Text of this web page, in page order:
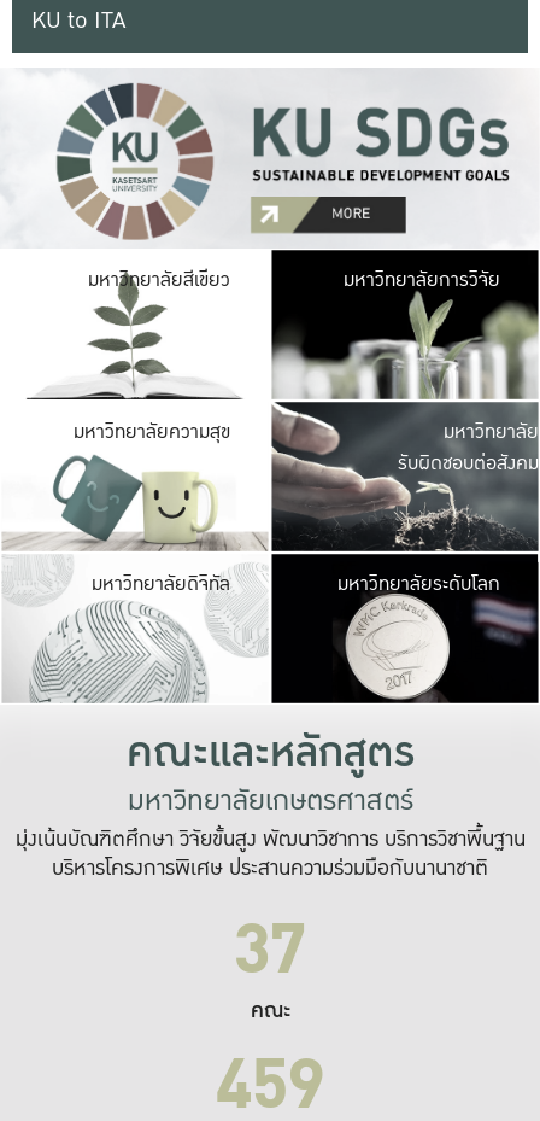
KU to ITA
มหาวิทยาลัยสีเขียว มหาวิ
มีพื้นที่เขียวสดใส
เป็นป่าในเมือง เกษต
มหาวิทยาลัยการวิจัย
มหาวิทยาลัยความสุข มหาวิ
ค
เปิดประ
และพบเรื่องราวใ
มหาวิทยาลัย
รับผิดชอบต่อสังคม
มหาวิทยาลัยดิจิทัล มหาวิ
เปลี่ยนแปลง แล
เพื่อทำง
ระบบสารสนเทศ
มหาวิทยาลัยระดับโลก
คณะและหลักสูตร
มหาวิทยาลัยเกษตรศาสตร์
มุ่งเน้นบัณฑิตศึกษา วิจัยขั้นสูง พัฒนาวิชาการ บริการวิชาพื้นฐาน
บริหารโครงการพิเศษ ประสานความร่วมมือกับนานาชาติ
37
คณะ
459